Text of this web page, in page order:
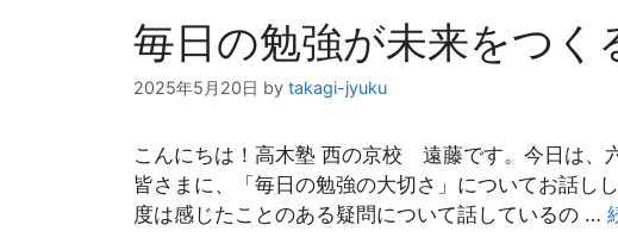
毎日の勉強が未来をつく
2025年5月20日 by takagi-jyuku
こんにちは！高木塾 西の京校 遠藤です。今日は、
皆さまに、「毎日の勉強の大切さ」についてお話し
度は感じたことのある疑問について話しているの …